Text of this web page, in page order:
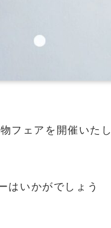
フェアを開催いたし
はいかがでしょう